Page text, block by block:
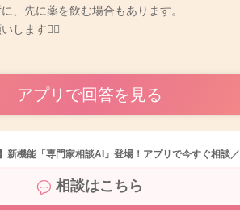
、先に薬を飲む場合もあります。
します🙇‍♀️
アプリで回答を見る
新機能「専門家相談AI」登場！アプリで今すぐ相談／
相談はこちら